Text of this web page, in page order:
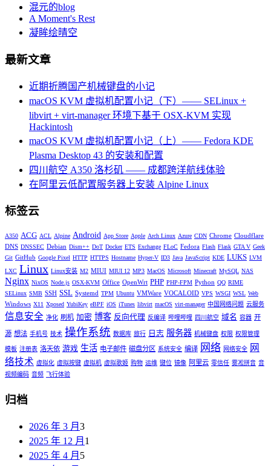
混元的blog
A Moment's Rest
凝眸绘晴空
最新文章
近期折腾国产机械键盘的小记
macOS KVM 虚拟机配置小记（下）—— SELinux +
libvirt + virt-manager 环境下基于 OSX-KVM 实现
Hackintosh
macOS KVM 虚拟机配置小记（上）—— Fedora KDE
Plasma Desktop 43 的安装和配置
四川航空 A350 洛杉矶 —— 成都跨洋航线体验
在阿里云低配置服务器上安装 Alpine Linux
标签云
A350 ACG ACL Alpine Android App Store Apple Arch Linux Azure CDN Chrome Cloudflare
DNS DNSSEC Debian Dism++ DoT Docker ETS Exchange FLoC Fedora Flash Flask GTA V Geek
Git GitHub Google Pixel HTTP HTTPS Hostname Hyper-V ID3 Java JavaScript KDE LUKS LVM
LXC Linux Linux安装 M2 MIUI MIUI 12 MP3 MacOS Microsoft Minecraft MySQL NAS
Nginx NixOS Node.js OSX-KVM Office OpenWrt PHP PHP-FPM Python QQ RIME
SELinux SMB SSH SSL Systemd TPM Ubuntu VMWare VOCALOID VPS WSGI WSL Web
Windows X11 Xposed YubiKey eBPF iOS iTunes libvirt macOS virt-manager 中国网络问题 云服务
信息安全 净化 刷机 加密 博客 反向代理 反编译 哔哩哔哩 四川航空 域名 容器 开
源 想法 手机号 技术 操作系统 数据库 旅行 日志 服务器 机械键盘 权限 权限管理
模板 注册表 洛天依 游戏 生活 电子邮件 磁盘分区 系统安全 编译 网络 网络安全
网
络技术 虚拟化 虚拟按键 虚拟机 虚拟歌姬 购物 运维 键位 镜像 阿里云 零信任 雾凇拼音 音
视频编码 音频 飞行体验
归档
2026 年 3 月 3
2025 年 12 月 1
2025 年 4 月 5